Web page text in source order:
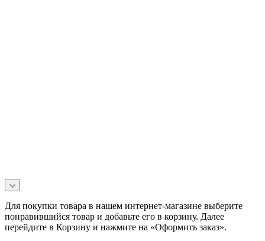
Для покупки товара в нашем интернет-магазине выберите
понравившийся товар и добавьте его в корзину. Далее
перейдите в Корзину и нажмите на «Оформить заказ».